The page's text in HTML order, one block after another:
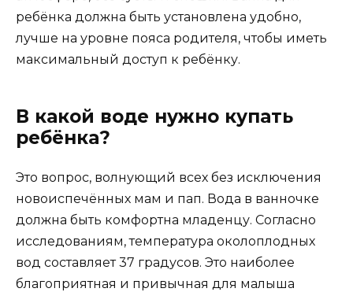
ребёнка должна быть установлена удобно,
лучше на уровне пояса родителя, чтобы иметь
максимальный доступ к ребёнку.
В какой воде нужно купать
ребёнка?
Это вопрос, волнующий всех без исключения
новоиспечённых мам и пап. Вода в ванночке
должна быть комфортна младенцу. Согласно
исследованиям, температура околоплодных
вод составляет 37 градусов. Это наиболее
благоприятная и привычная для малыша